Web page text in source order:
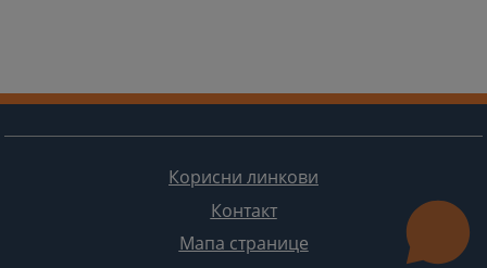
Корисни линкови
Контакт
Мапа странице